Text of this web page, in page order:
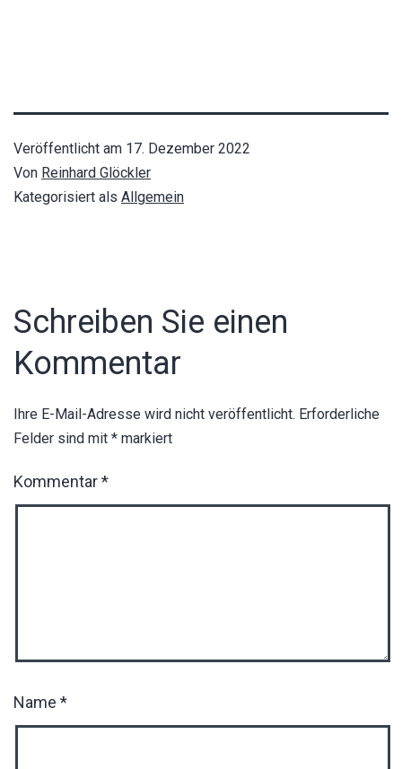
Veröffentlicht am 17. Dezember 2022
Von Reinhard Glöckler
Kategorisiert als Allgemein
Schreiben Sie einen
Kommentar
Ihre E-Mail-Adresse wird nicht veröffentlicht. Erforderliche
Felder sind mit * markiert
Kommentar*
Name *